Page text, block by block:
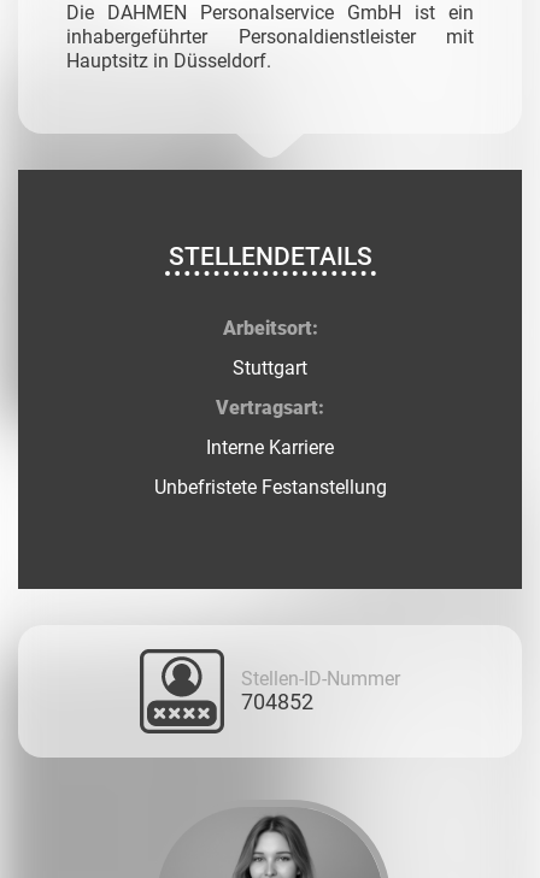
Die DAHMEN Personalservice GmbH ist ein
inhabergeführter Personaldienstleister mit
Hauptsitz in Düsseldorf.
STELLENDETAILS
Arbeitsort:
Stuttgart
Vertragsart:
Interne Karriere
Unbefristete Festanstellung
Stellen-ID-Nummer
704852